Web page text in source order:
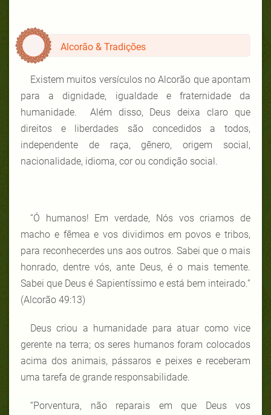
Alcorão & Tradições
Existem muitos versículos no Alcorão que apontam
para a dignidade, igualdade e fraternidade da
humanidade. Além disso, Deus deixa claro que
direitos e liberdades são concedidos a todos,
independente de raça, gênero, origem social,
nacionalidade, idioma, cor ou condição social.
“Ó humanos! Em verdade, Nós vos criamos de
macho e fêmea e vos dividimos em povos e tribos,
para reconhecerdes uns aos outros. Sabei que o mais
honrado, dentre vós, ante Deus, é o mais temente.
Sabei que Deus é Sapientíssimo e está bem inteirado.”
(Alcorão 49:13)
Deus criou a humanidade para atuar como vice
gerente na terra; os seres humanos foram colocados
acima dos animais, pássaros e peixes e receberam
uma tarefa de grande responsabilidade.
“Porventura, não reparais em que Deus vos